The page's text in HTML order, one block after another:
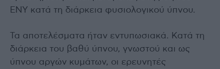
ΕΝΥ κατά τη διάρκεια φυσιολογικού ύπνου.
Τα αποτελέσματα ήταν εντυπωσιακά. Κατά τη
διάρκεια του βαθύ ύπνου, γνωστού και ως
ύπνου αργών κυμάτων, οι ερευνητές